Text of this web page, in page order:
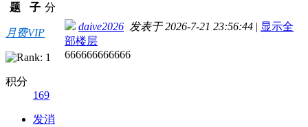
题
子 分
月费VIP
积分
169
发消
daive2026 发表于 2026-7-21 23:56:44 | 显示全
部楼层
666666666666